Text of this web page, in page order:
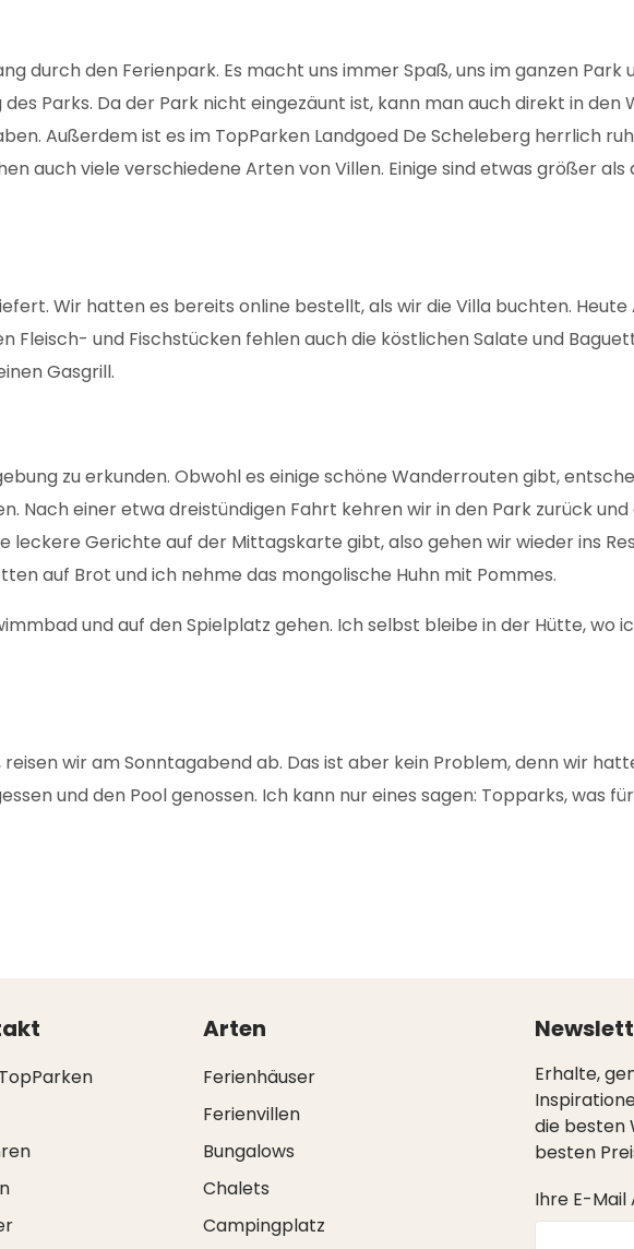
durch den Ferienpark. Es macht uns immer Spaß, uns im ganzen Park
Parks. Da der Park nicht eingezäunt ist, kann man auch direkt in den
Außerdem ist es im TopParken Landgoed De Scheleberg herrlich
auch viele verschiedene Arten von Villen. Einige sind etwas größer
Wir hatten es bereits online bestellt, als wir die Villa buchten.
und Fischstücken fehlen auch die köstlichen Salate und
Gasgrill.
zu erkunden. Obwohl es einige schöne Wanderrouten gibt,
Nach einer etwa dreistündigen Fahrt kehren wir in den Park zurück
leckere Gerichte auf der Mittagskarte gibt, also gehen wir wieder ins
auf Brot und ich nehme das mongolische Huhn mit Pommes.
und auf den Spielplatz gehen. Ich selbst bleibe in der Hütte, wo
wir am Sonntagabend ab. Das ist aber kein Problem, denn wir
und den Pool genossen. Ich kann nur eines sagen: Topparks, was
Arten
Ferienhäuser
Ferienvillen
Bungalows
Chalets
Campingplatz
Erhalte,
die besten
besten
Ihre E-Mail